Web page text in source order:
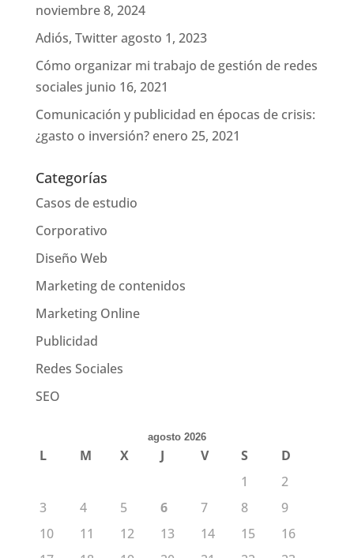
noviembre 8, 2024
Adiós, Twitteragosto 1, 2023
Cómo organizar mi trabajo de gestión de redes
sociales junio 16, 2021
Comunicación y publicidad en épocas de crisis:
¿gasto o inversión? enero 25, 2021
Categorías
Casos de estudio
Corporativo
Diseño Web
Marketing de contenidos
Marketing Online
Publicidad
Redes Sociales
SEO
agosto 2026
L M X J V S
D
1
2
3
4 5 6 7 8
9
10
11 12 13 14 15
16